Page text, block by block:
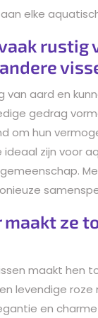
elke
rustig
van aard en
gedrag
om hun
zijn voor
maakt ze
maakt hen
levendige
en